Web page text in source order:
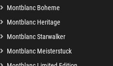
Montblanc Boheme
Montblanc Heritage
Montblanc Starwalker
Montblanc Meisterstuck